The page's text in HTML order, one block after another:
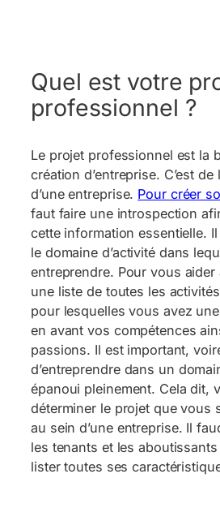
Quel est votre
professionnel ?
Le projet professionnel est la
création d’entreprise. C’est de
d’une entreprise. Pour créer
faut faire une introspection
cette information essentielle. Il
le domaine d’activité dans
entreprendre. Pour vous aider
une liste de toutes les
pour lesquelles vous avez
en avant vos compétences
passions. Il est important,
d’entreprendre dans un
épanoui pleinement. Cela dit,
déterminer le projet que vous
au sein d’une entreprise. Il
les tenants et les
lister toutes ses